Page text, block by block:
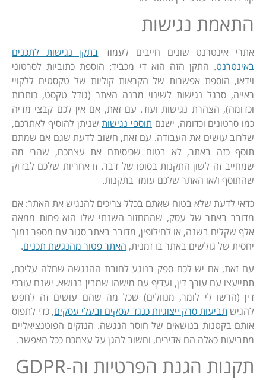
התאמת נגישות
אתרי אינטרנט שונים חייבים לעמוד בתקן נגישות לתכנים
באינטרנט. התקן הזה הוא די מכביד: הוספת כתוביות לסרטוני
וידאו, הוספת אפשרות של הקראות קוליות של טקסטים ללקויי
ראייה, סרגל נגישות לשינוי מבנה האתר (גודל טקסט, כותרות
וכדומה), הצהרת נגישות ועוד. עם זאת, אם אין לכם קבצי מדיה
כמו סרטונים וכדומה, ישנם תוספי נגישותשניתן להוסיף לאתרכם,
שלרוב עושים את העבודה. עם זאת, חשוב לדעת שגם אם שמתם
תוסף כזה באתר, לא בטוח שכיסיתם את עצמכם, שהרי מה
שמחייב זה לשון התקנות בסופו של דבר. זו אחריות שלכם לבדוק
שהתוסף ו/או האתר שלכם עומד בתקנות.
כדאי לדעת שלא בטוח שאתם בכלל צריכים להנגיש את האתר: אם
מדובר באתר של עסק, שהמחזור השנתי שלו הוא פחות ממאה
אלף שקלים בשנה, או לחילופין, מדובר באתר סגור עם מספר נמוך
יחסית של גולשים באתר בו זמנית, האתר פטור מהנגשת תכנים.
עם זאת, אם יש לכם ספק בנוגע לחובת ההנגשה שחלה עליכם,
תתייעצו עם עורך דין, ועדיף עם מישהו שמבין בנושא. ישנם עורכי
דין (הרשו לי לומר, מנוולים) שכל מה שהם עושים זה לחפש
להגיש תביעות סרק ייצוגיות כנגד עסקים ובעלי עסקים, כדי לתפוס
אותם בקטנות בנושאים של חוסר הנגשה. הנזקים הפוטנציאליים
מתביעות כאלה הם אדירים, וחשוב להגן על עצמכם ככל האפשר.
תקנות הגנת הפרטיות וה-GDPR